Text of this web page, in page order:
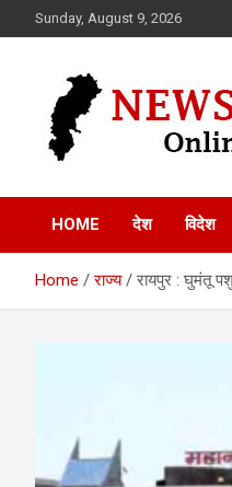
to
Sunday, August 9, 2026
News 36
HOME देश विदेश
Home राज्य रायपुर : घुमंतू